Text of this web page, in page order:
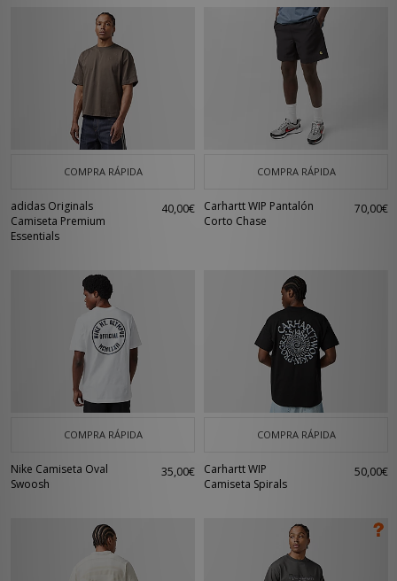
COMPRA RÁPIDA
adidas Originals
Camiseta Premium
Essentials
40,00€
COMPRA RÁPIDA
Carhartt WIP Pantalón
Corto Chase
70,00€
COMPRA RÁPIDA
Nike Camiseta Oval
Swoosh
35,00€
COMPRA RÁPIDA
Carhartt WIP
Camiseta Spirals
50,00€